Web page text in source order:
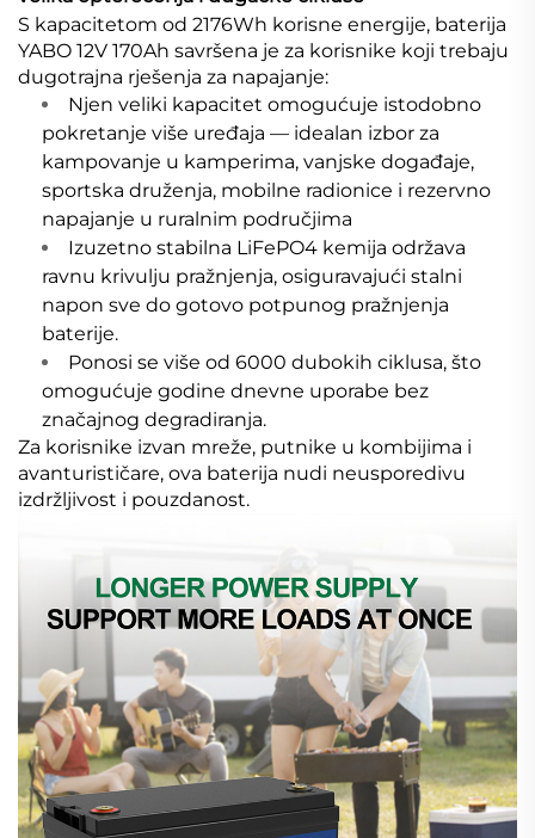
S kapacitetom od 2176Wh korisne energije, baterija
YABO 12V 170Ah savršena je za korisnike koji trebaju
dugotrajna rješenja za napajanje:
Njen veliki kapacitet omogućuje istodobno
pokretanje više uređaja — idealan izbor za
kampovanje u kamperima, vanjske događaje,
sportska druženja, mobilne radionice i rezervno
napajanje u ruralnim područjima
Izuzetno stabilna LiFePO4 kemija održava
ravnu krivulju pražnjenja, osiguravajući stalni
napon sve do gotovo potpunog pražnjenja
baterije.
Ponosi se više od 6000 dubokih ciklusa, što
omogućuje godine dnevne uporabe bez
značajnog degradiranja.
Za korisnike izvan mreže, putnike u kombijima i
avanturističare, ova baterija nudi neusporedivu
izdržljivost i pouzdanost.